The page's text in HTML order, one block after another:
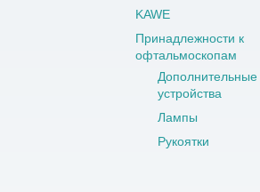
KAWE
Принадлежности к
офтальмоскопам
Дополнительные
устройства
Лампы
Рукоятки